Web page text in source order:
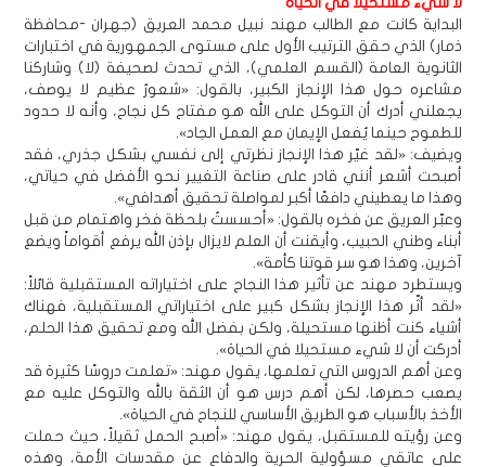
البداية كانت مع الطالب مهند نبيل محمد العريق (جهران -محافظة
ذمار) الذي حقق الترتيب الأول على مستوى الجمهورية في اختبارات
الثانوية العامة (القسم العلمي)، الذي تحدث لصحيفة (لا) وشاركنا
مشاعره حول هذا الإنجاز الكبير، بالقول: «شعورٌ عظيم لا يوصف،
يجعلني أدرك أن التوكل على الله هو مفتاح كل نجاح، وأنه لا حدود
للطموح حينما يُفعل الإيمان مع العمل الجاد».
ويضيف: «لقد غيّر هذا الإنجاز نظرتي إلى نفسي بشكل جذري، فقد
أصبحت أشعر أنني قادر على صناعة التغيير نحو الأفضل في حياتي،
وهذا ما يعطيني دافعًا أكبر لمواصلة تحقيق أهدافي».
وعبّر العريق عن فخره بالقول: «أحسستُ بلحظة فخر واهتمام من قبل
أبناء وطني الحبيب، وأيقنت أن العلم لايزال بإذن الله يرفع أقواماً ويضع
آخرين، وهذا هو سر قوتنا كأمة».
ويستطرد مهند عن تأثير هذا النجاح على اختياراته المستقبلية قائلاً:
«لقد أثّر هذا الإنجاز بشكل كبير على اختياراتي المستقبلية، فهناك
أشياء كنت أظنها مستحيلة، ولكن بفضل الله ومع تحقيق هذا الحلم،
أدركت أن لا شيء مستحيلا في الحياة».
وعن أهم الدروس التي تعلمها، يقول مهند: «تعلمت دروسًا كثيرة قد
يصعب حصرها، لكن أهم درس هو أن الثقة بالله والتوكل عليه مع
الأخذ بالأسباب هو الطريق الأساسي للنجاح في الحياة».
وعن رؤيته للمستقبل، يقول مهند: «أصبح الحمل ثقيلاً، حيث حملت
على عاتقي مسؤولية الحرية والدفاع عن مقدسات الأمة، وهذه